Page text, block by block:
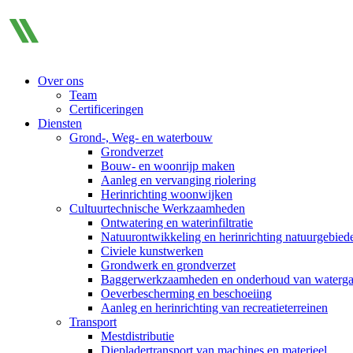
Over ons
Team
Certificeringen
Diensten
Grond-, Weg- en waterbouw
Grondverzet
Bouw- en woonrijp maken
Aanleg en vervanging riolering
Herinrichting woonwijken
Cultuurtechnische Werkzaamheden
Ontwatering en waterinfiltratie
Natuurontwikkeling en herinrichting
Civiele kunstwerken
Grondwerk en grondverzet
Baggerwerkzaamheden en onderhoud van
Oeverbescherming en beschoeiing
Aanleg en herinrichting van recreatieterreinen
Transport
Mestdistributie
Diepladertransport van machines en materieel